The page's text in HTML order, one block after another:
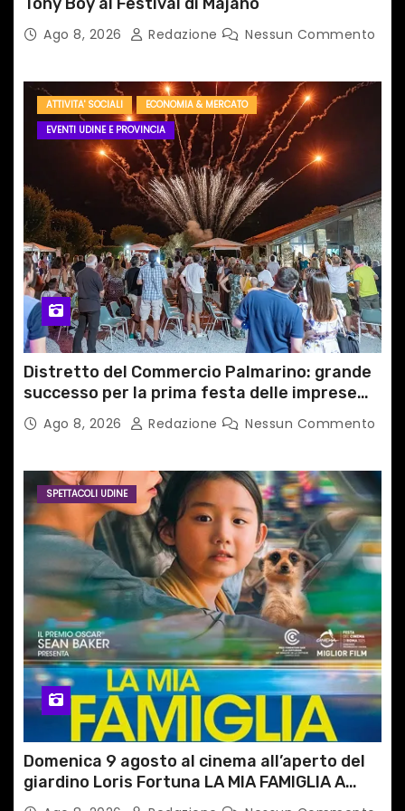
Ago 8, 2026 Redazione Nessun Commento
ATTIVITA' SOCIALI
ECONOMIA & MERCATO
EVENTI UDINE E PROVINCIA
Distretto del Commercio Palmarino: grande
successo per la prima festa delle imprese
del territorio
Ago 8, 2026 Redazione Nessun Commento
SPETTACOLI UDINE
Domenica 9 agosto al cinema all’aperto del
giardino Loris Fortuna LA MIA FAMIGLIA A
TAIPEI